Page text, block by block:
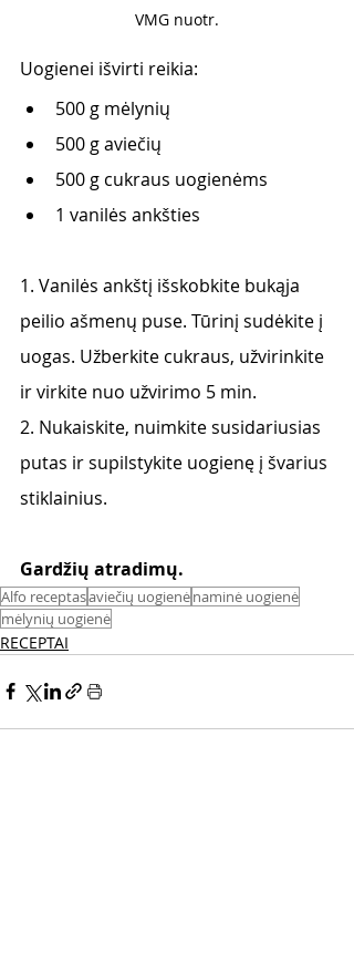
VMG nuotr.
Uogienei išvirti reikia:
500 g mėlynių
500 g aviečių
500 g cukraus uogienėms
1 vanilės ankšties
1. Vanilės ankštį išskobkite bukąja
peilio ašmenų puse. Tūrinį sudėkite į
uogas. Užberkite cukraus, užvirinkite
ir virkite nuo užvirimo 5 min.
2. Nukaiskite, nuimkite susidariusias
putas ir supilstykite uogienę į švarius
stiklainius.
Gardžių atradimų.
Alfo receptasaviečių uogienėnaminė uogienė
mėlynių uogienė
RECEPTAI